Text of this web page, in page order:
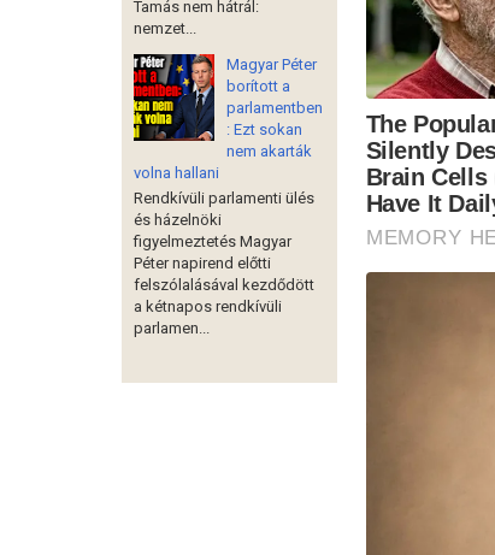
Tamás nem hátrál:
nemzet...
Magyar Péter
borított a
parlamentben
: Ezt sokan
nem akarták
volna hallani
Rendkívüli parlamenti ülés
és házelnöki
figyelmeztetés Magyar
Péter napirend előtti
felszólalásával kezdődött
a kétnapos rendkívüli
parlamen...